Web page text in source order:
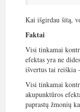
Kai išgirdau šitą,
Faktai
Visi tinkamai
efektas yra ne
išvertus tai reiškia
Visi tinkamai
akupunktūros
paprastų žmonių